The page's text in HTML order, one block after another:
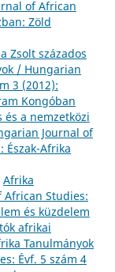
of African
Zöld
Zsolt százados
/ Hungarian
3 (2012):
Kongóban
a nemzetközi
Journal of
Észak-Afrika
Afrika
Studies:
és küzdelem
afrikai
Tanulmányok
Évf. 5 szám 4